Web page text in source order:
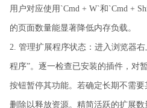
用户对应使用`Cmd + W`和`Cmd +
的页面数量能显著降低内存负载。
2. 管理扩展程序状态：进入浏览器
程序”。逐一检查已安装的插件，对
按钮暂停其功能。若确定长期不需
删除以释放资源。精简活跃的扩展数